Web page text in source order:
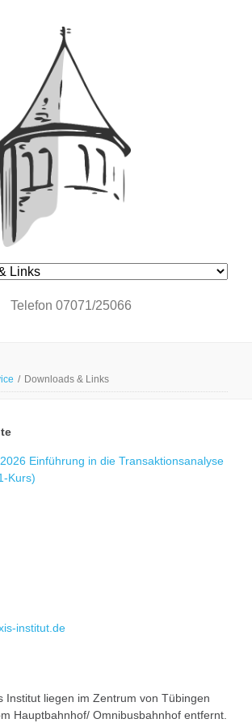
Telefon 07071/25066
/ Downloads & Links
Einführung in die Transaktionsanalyse
Kurs)
institut.de
Institut liegen im Zentrum von Tübingen
Hauptbahnhof/ Omnibusbahnhof entfernt.